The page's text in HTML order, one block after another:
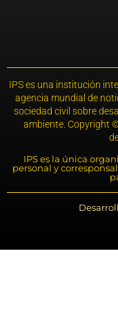
IPS es una institución
agencia mundial de
sociedad civil sobre
ambiente. Copyright
IPS es la única
personal y